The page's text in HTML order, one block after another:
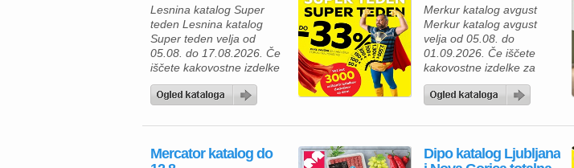
materiale. Tako lahko vsa
družina uživa v
usklajenem športnem
slogu po […]
različna opravila. Za hiter
zajtrk ali malico lahko
izberete piščančje
hrenovke 200 […]
Lesnina katalog Super
teden Lesnina katalog
Super teden velja od
05.08. do 17.08.2026. Če
iščete kakovostne izdelke
za prijetnejši in lepše
urejen dom, vas bo
Lesnina kataloga zagotovo
odlične akcijske cene in
Merkur katalog avgust
Merkur katalog avgust
velja od 05.08. do
01.09.2026. Če iščete
kakovostne izdelke za
dom, vrt in delavnico, vas
bo aktualna ponudba iz
navdušila. Izkoristite
izbrane izdelke in
Mercator katalog do
Dipo katalog Ljubljana